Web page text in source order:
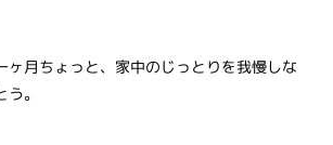
月ちょっと、家中のじっとりを我慢しな
。